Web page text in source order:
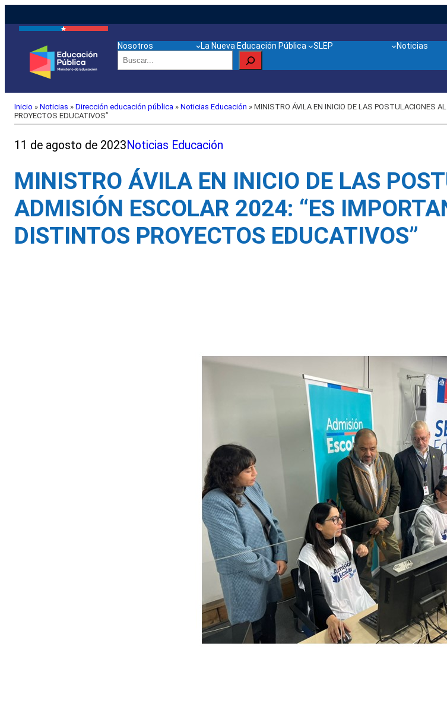
Nosotros La Nueva Educación Pública SLEP Noticias
Buscar
Inicio » Noticias » Dirección educación pública » Noticias Educación » MINISTRO ÁVILA EN INICIO DE LAS POSTULACIONES
PROYECTOS EDUCATIVOS”
11 de agosto de 2023Noticias Educación
MINISTRO ÁVILA EN INICIO DE LAS
ADMISIÓN ESCOLAR 2024: “ES
DISTINTOS PROYECTOS EDUCATIVOS”